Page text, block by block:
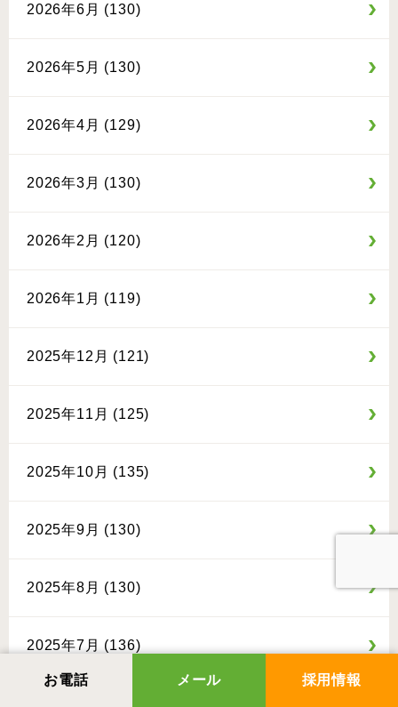
2026年6月 (130)
2026年5月 (130)
2026年4月 (129)
2026年3月 (130)
2026年2月 (120)
2026年1月 (119)
2025年12月 (121)
2025年11月 (125)
2025年10月 (135)
2025年9月 (130)
2025年8月 (130)
2025年7月 (136)
お電話 メール 採用情報